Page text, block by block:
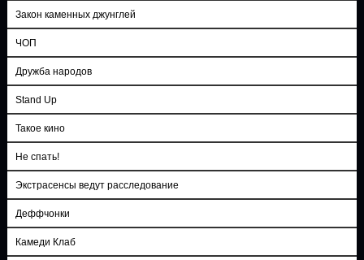
Закон каменных джунглей
ЧОП
Дружба народов
Stand Up
Такое кино
Не спать!
Экстрасенсы ведут расследование
Деффчонки
Камеди Клаб